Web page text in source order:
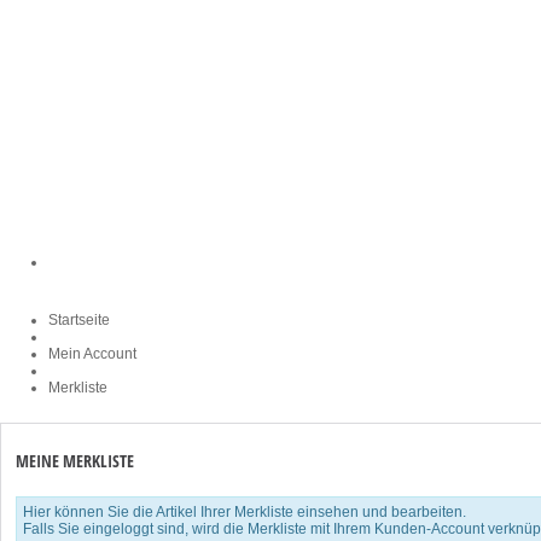
Startseite
Mein Account
Merkliste
MEINE MERKLISTE
Hier können Sie die Artikel Ihrer Merkliste einsehen und bearbeiten.
Falls Sie eingeloggt sind, wird die Merkliste mit Ihrem Kunden-Account